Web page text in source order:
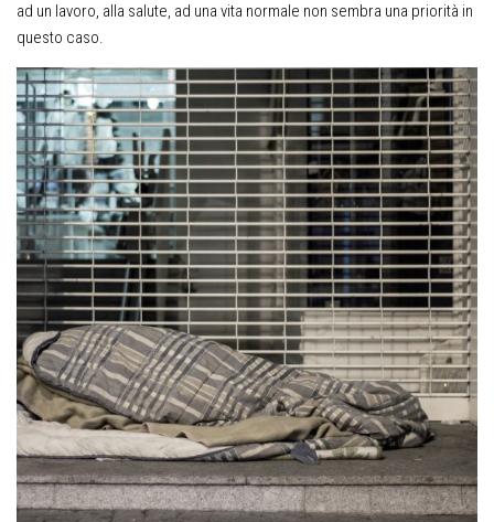
ad un lavoro, alla salute, ad una vita normale non sembra una priorità in
questo caso.